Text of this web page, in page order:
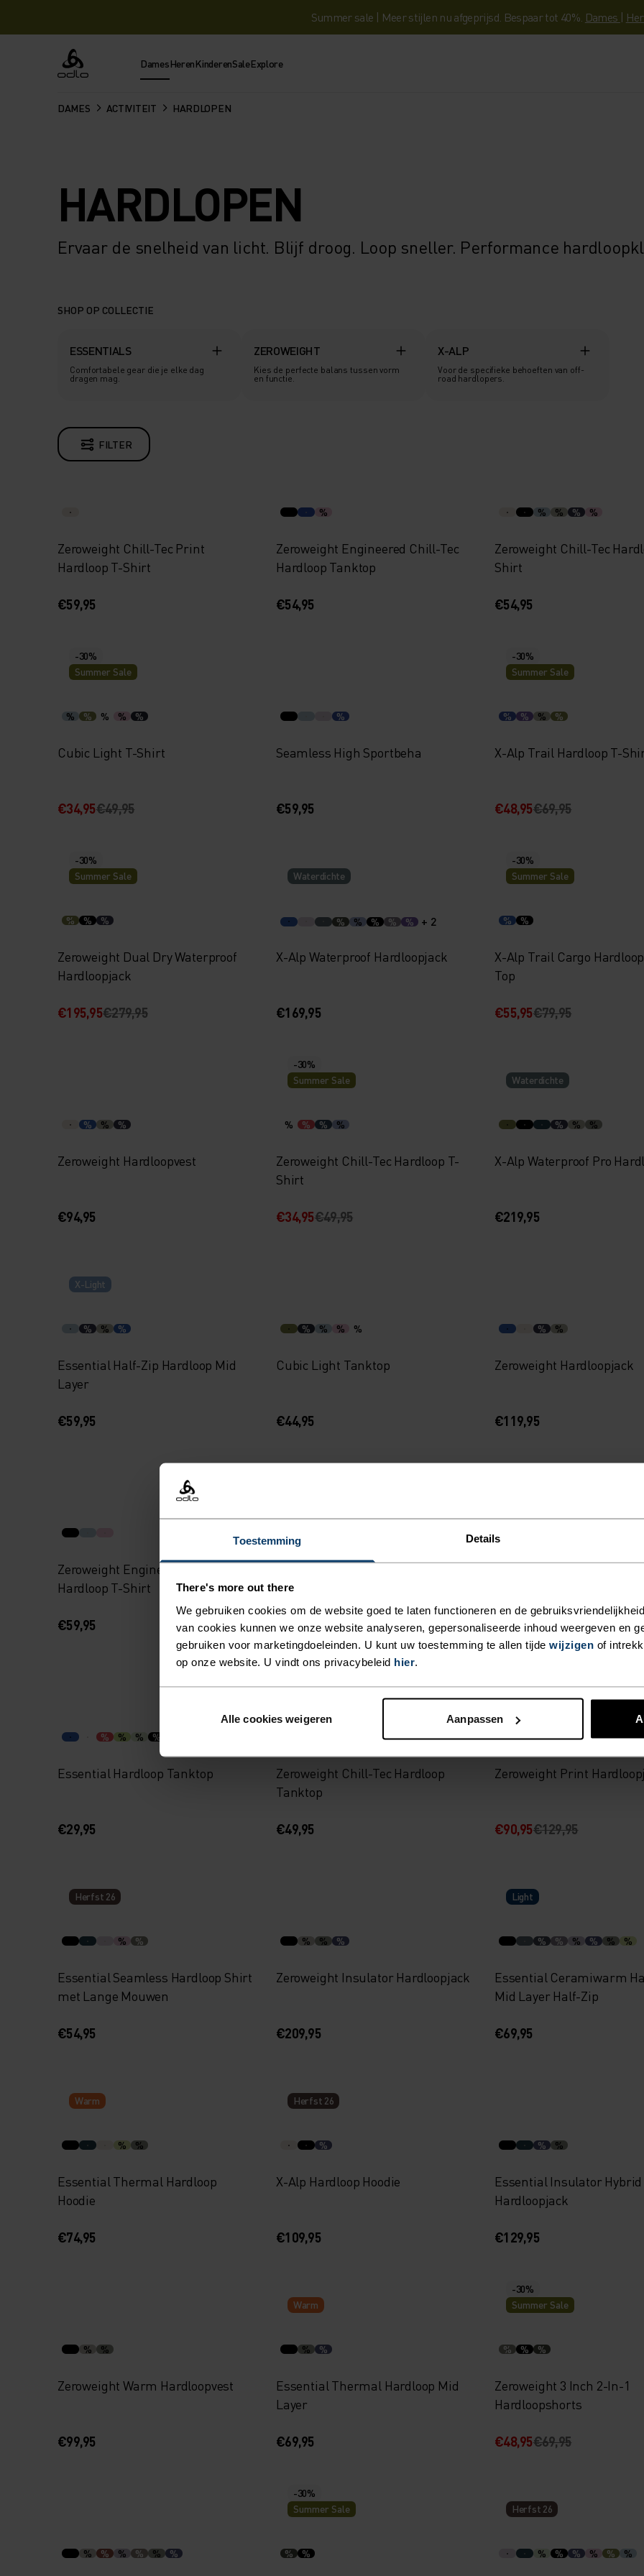
Toestemming Details
There's more out there
We gebruiken cookies om de website goed te laten functioneren en de
van cookies kunnen we onze website analyseren, gepersonaliseerde inhoud weergeven en
gebruiken voor marketingdoeleinden. U kunt uw toestemming te allen tijde wijzigen of
op onze website. U vindt ons privacybeleid hier.
Alle cookies weigeren Aanpassen
Summer sale | Meer stijlen nu afgeprijsd. Bespaar tot 40%. Dames |
Odlo DamesHerenKinderenSaleExplore
DAMES ACTIVITEIT HARDLOPEN
HARDLOPEN
Ervaar de snelheid van licht. Blijf droog. Loop sneller. Performance
SHOP OP COLLECTIE
ESSENTIALS
Comfortabele gear die je elke dag
dragen mag.
ZEROWEIGHT
Kies de perfecte balans tussen vorm
en functie.
X-ALP
Voor de specifieke behoeften van off-
road hardlopers.
FILTER
Zeroweight Chill-Tec Print
Hardloop T-Shirt
€59,95
%
Zeroweight Engineered Chill-Tec
Hardloop Tanktop
€54,95
% % % %
Zeroweight Chill-Tec
Shirt
€54,95
-30%
Summer Sale
% % % % %
Cubic Light T-Shirt
€34,95€49,95
%
Seamless High Sportbeha
€59,95
-30%
Summer Sale
% % % %
X-Alp Trail Hardloop T-
€48,95€69,95
-30%
Summer Sale
% % %
Zeroweight Dual Dry Waterproof
Hardloopjack
€195,95€279,95
Waterdichte
% % % % % + 2
X-Alp Waterproof Hardloopjack
€169,95
-30%
Summer Sale
% %
X-Alp Trail Cargo
Top
€55,95€79,95
% % %
Zeroweight Hardloopvest
€94,95
-30%
Summer Sale
% % % %
Zeroweight Chill-Tec Hardloop T-
Shirt
€34,95€49,95
Waterdichte
% % %
X-Alp Waterproof Pro
€219,95
X-Light
% % %
Essential Half-Zip Hardloop Mid
Layer
€59,95
% % % %
Cubic Light Tanktop
€44,95
% %
Zeroweight Hardloopjack
€119,95
Zeroweight Engineered Chill-Tec
Hardloop T-Shirt
€59,95
Essential Print Hardloop T-Shirt
€39,95
Essential Light
€79,95
% % % %
Essential Hardloop Tanktop
€29,95
Chill-Tec
Zeroweight Chill-Tec Hardloop
Tanktop
€49,95
Summer Sale
%
Zeroweight Print
€90,95€129,95
Herfst 26
% %
Essential Seamless Hardloop Shirt
met Lange Mouwen
€54,95
% % %
Zeroweight Insulator Hardloopjack
€209,95
Light
% % % % % %
Essential Ceramiwarm
Mid Layer Half-Zip
€69,95
Warm
% %
Essential Thermal Hardloop
Hoodie
€74,95
Herfst 26
%
X-Alp Hardloop Hoodie
€109,95
% %
Essential Insulator Hybrid
Hardloopjack
€129,95
% %
Zeroweight Warm Hardloopvest
€99,95
Warm
% %
Essential Thermal Hardloop Mid
Layer
€69,95
-30%
Summer Sale
% % %
Zeroweight 3 Inch 2-In-1
Hardloopshorts
€48,95€69,95
% % % % % %
-30%
Summer Sale
% %
Herfst 26
% % % % % %